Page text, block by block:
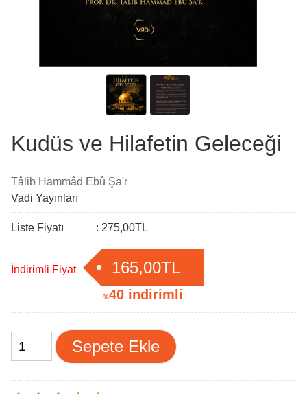
Kudüs ve Hilafetin Geleceği
Tâlib Hammâd Ebû Şa'r
Vadi Yayınları
Liste Fiyatı : 275,00TL
İndirimli Fiyat : 165,00TL
%40 indirimli
Sepete Ekle